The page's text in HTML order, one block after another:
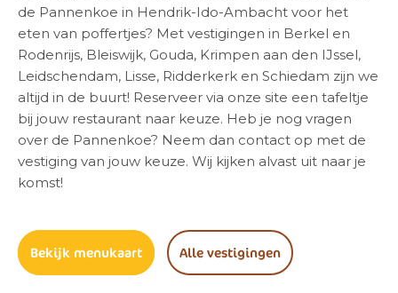
de Pannenkoe in Hendrik-Ido-Ambacht voor het
eten van poffertjes? Met vestigingen in Berkel en
Rodenrijs, Bleiswijk, Gouda, Krimpen aan den IJssel,
Leidschendam, Lisse, Ridderkerk en Schiedam zijn we
altijd in de buurt! Reserveer via onze site een tafeltje
bij jouw restaurant naar keuze. Heb je nog vragen
over de Pannenkoe? Neem dan contact op met de
vestiging van jouw keuze. Wij kijken alvast uit naar je
komst!
Bekijk menukaart Alle vestigingen